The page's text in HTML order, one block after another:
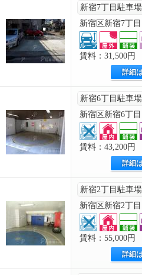
新宿7丁目駐車場
新宿区新宿7丁目
賃料：31,500円
詳細
新宿6丁目駐車場
新宿区新宿6丁目
賃料：43,200円
詳細
新宿2丁目駐車場
新宿区新宿2丁目
賃料：55,000円
詳細